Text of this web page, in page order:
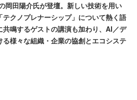
岡田陽介氏が登壇。新しい技術を用い
クノプレナーシップ」について熱く語
共鳴するゲストの講演も加わり、AI／デ
る様々な組織・企業の協創とエコシステ